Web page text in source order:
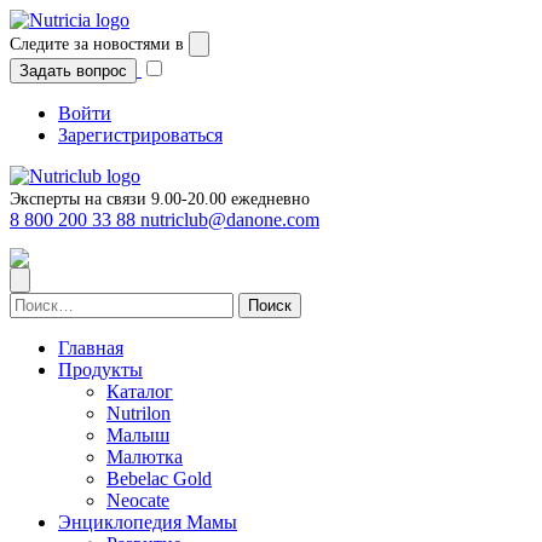
Перейти
к
содержимому
Следите за новостями в
Задать вопрос
Войти
Зарегистрироваться
Эксперты на связи 9.00-20.00 ежедневно
8 800 200 33 88 nutriclub@danone.com
Найти:
Главная
Продукты
Каталог
Nutrilon
Малыш
Малютка
Bebelac Gold
Neocate
Энциклопедия Мамы